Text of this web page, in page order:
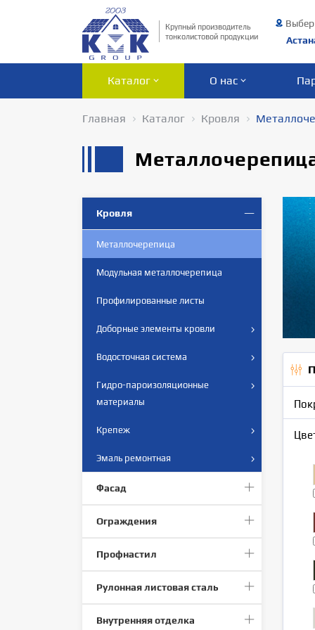
Крупный производитель
тонколистовой продукции
Каталог О нас
Главная Каталог Кровля
Кровля
Металлочерепица
Модульная металлочерепица
Профилированные листы
Доборные элементы кровли
Водосточная система
Гидро-пароизоляционные
материалы
Крепеж
Эмаль ремонтная
Фасад
Ограждения
Профнастил
Рулонная листовая сталь
Внутренняя отделка